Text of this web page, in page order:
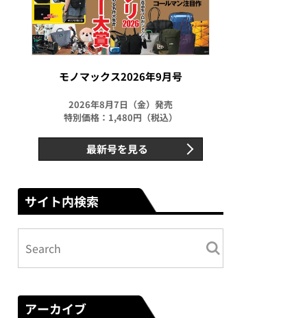
モノマックス2026年9月号
2026年8月7日（金）発売
特別価格：1,480円（税込）
最新号を見る
サイト内検索
アーカイブ